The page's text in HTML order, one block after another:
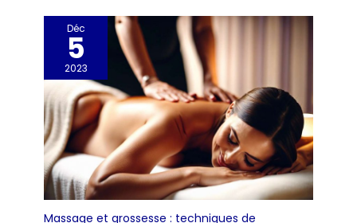
Déc
5
2023
Massage et grossesse : techniques de